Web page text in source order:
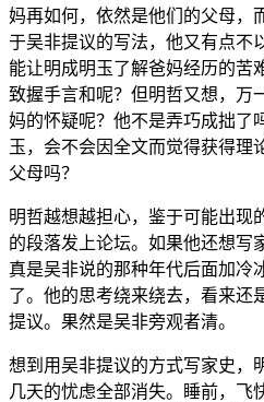
妈再如何，依然是他们的父母，
于吴非提议的写法，他又有点不
能让明成明玉了解爸妈经历的苦
致握手言和呢？但明哲又想，万
妈的怀疑呢？他不是弄巧成拙了
玉，会不会因全文而觉得获得理
父母吗？
明哲越想越担心，鉴于可能出现
的段落发上论坛。如果他还想写
真是吴非说的那种年代后面加冷
了。他的思考绕来绕去，看来还
提议。果然是吴非旁观者清。
想到用吴非提议的方式写家史，
几天的忧虑全部消失。睡前，飞